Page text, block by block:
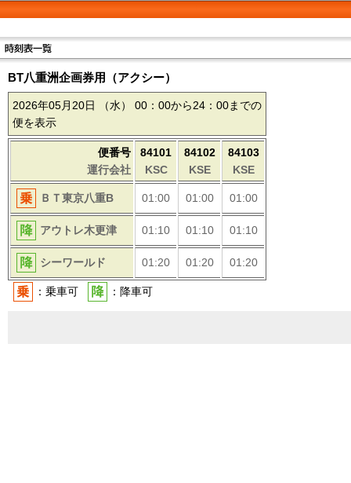
BT八重洲企画券用（アクシー）
2026年05月20日 （水） 00：00から24：00までの
便を表示
便番号
運行会社
84101
KSC
84102
KSE
84103
KSE
ＢＴ東京八重B 01:00 01:00 01:00
アウトレ木更津 01:10 01:10 01:10
シーワールド 01:20 01:20 01:20
：乗車可 ：降車可